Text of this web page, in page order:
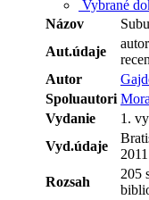
Vybrané
Názov
Aut.údaje
Autor
Spoluautori
Vydanie
1.
Vyd.údaje
2011
Rozsah
205